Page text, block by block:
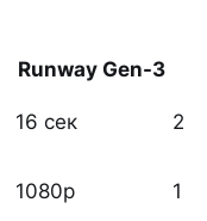
Runway Gen-3
16 сек 2
1080p